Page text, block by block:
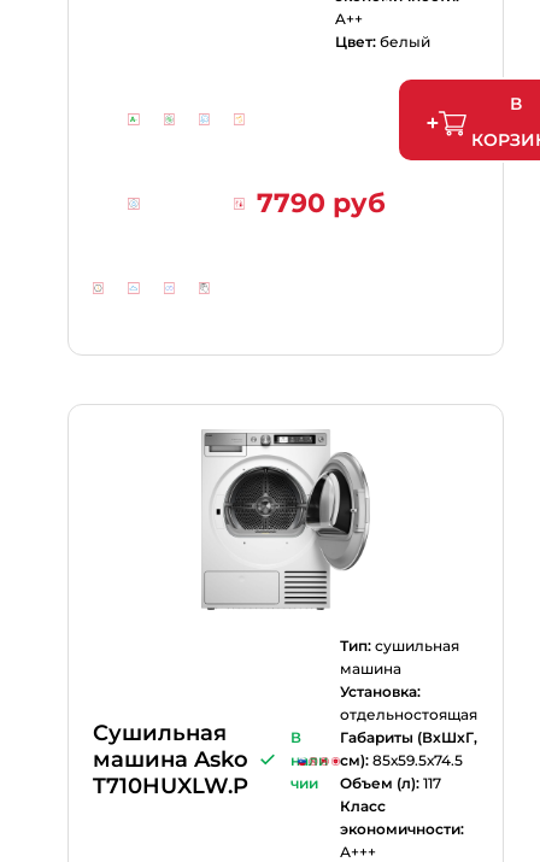
A++
Цвет: белый
7790 руб
В
Сушильная
машина Asko
T710HUXLW.P
В
нали
чии
Тип:сушильная
машина
Установка:
отдельностоящая
Габариты (ВхШхГ,
см):85х59.5х74.5
Объем (л):117
Класс
экономичности:
А+++